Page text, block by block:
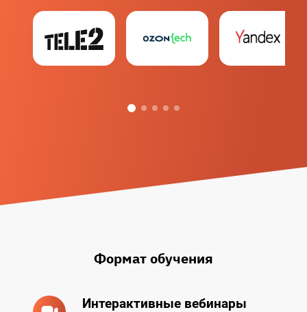
Формат обучения
Интерактивные вебинары